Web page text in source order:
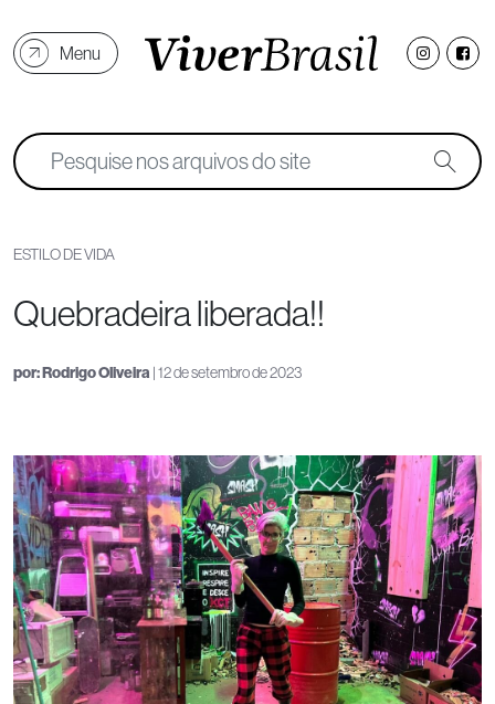
Menu
ESTILO DE VIDA
Quebradeira liberada!!
por:Rodrigo Oliveira | 12 de setembro de 2023